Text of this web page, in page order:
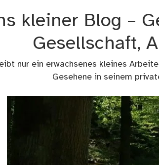
kleiner Blog –
Gesellschaft,
nur ein erwachsenes kleines
Gesehene in seinem